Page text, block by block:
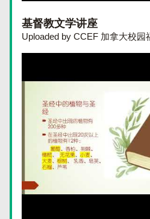
基督教文学讲座
Uploaded by CCEF 加拿大校园